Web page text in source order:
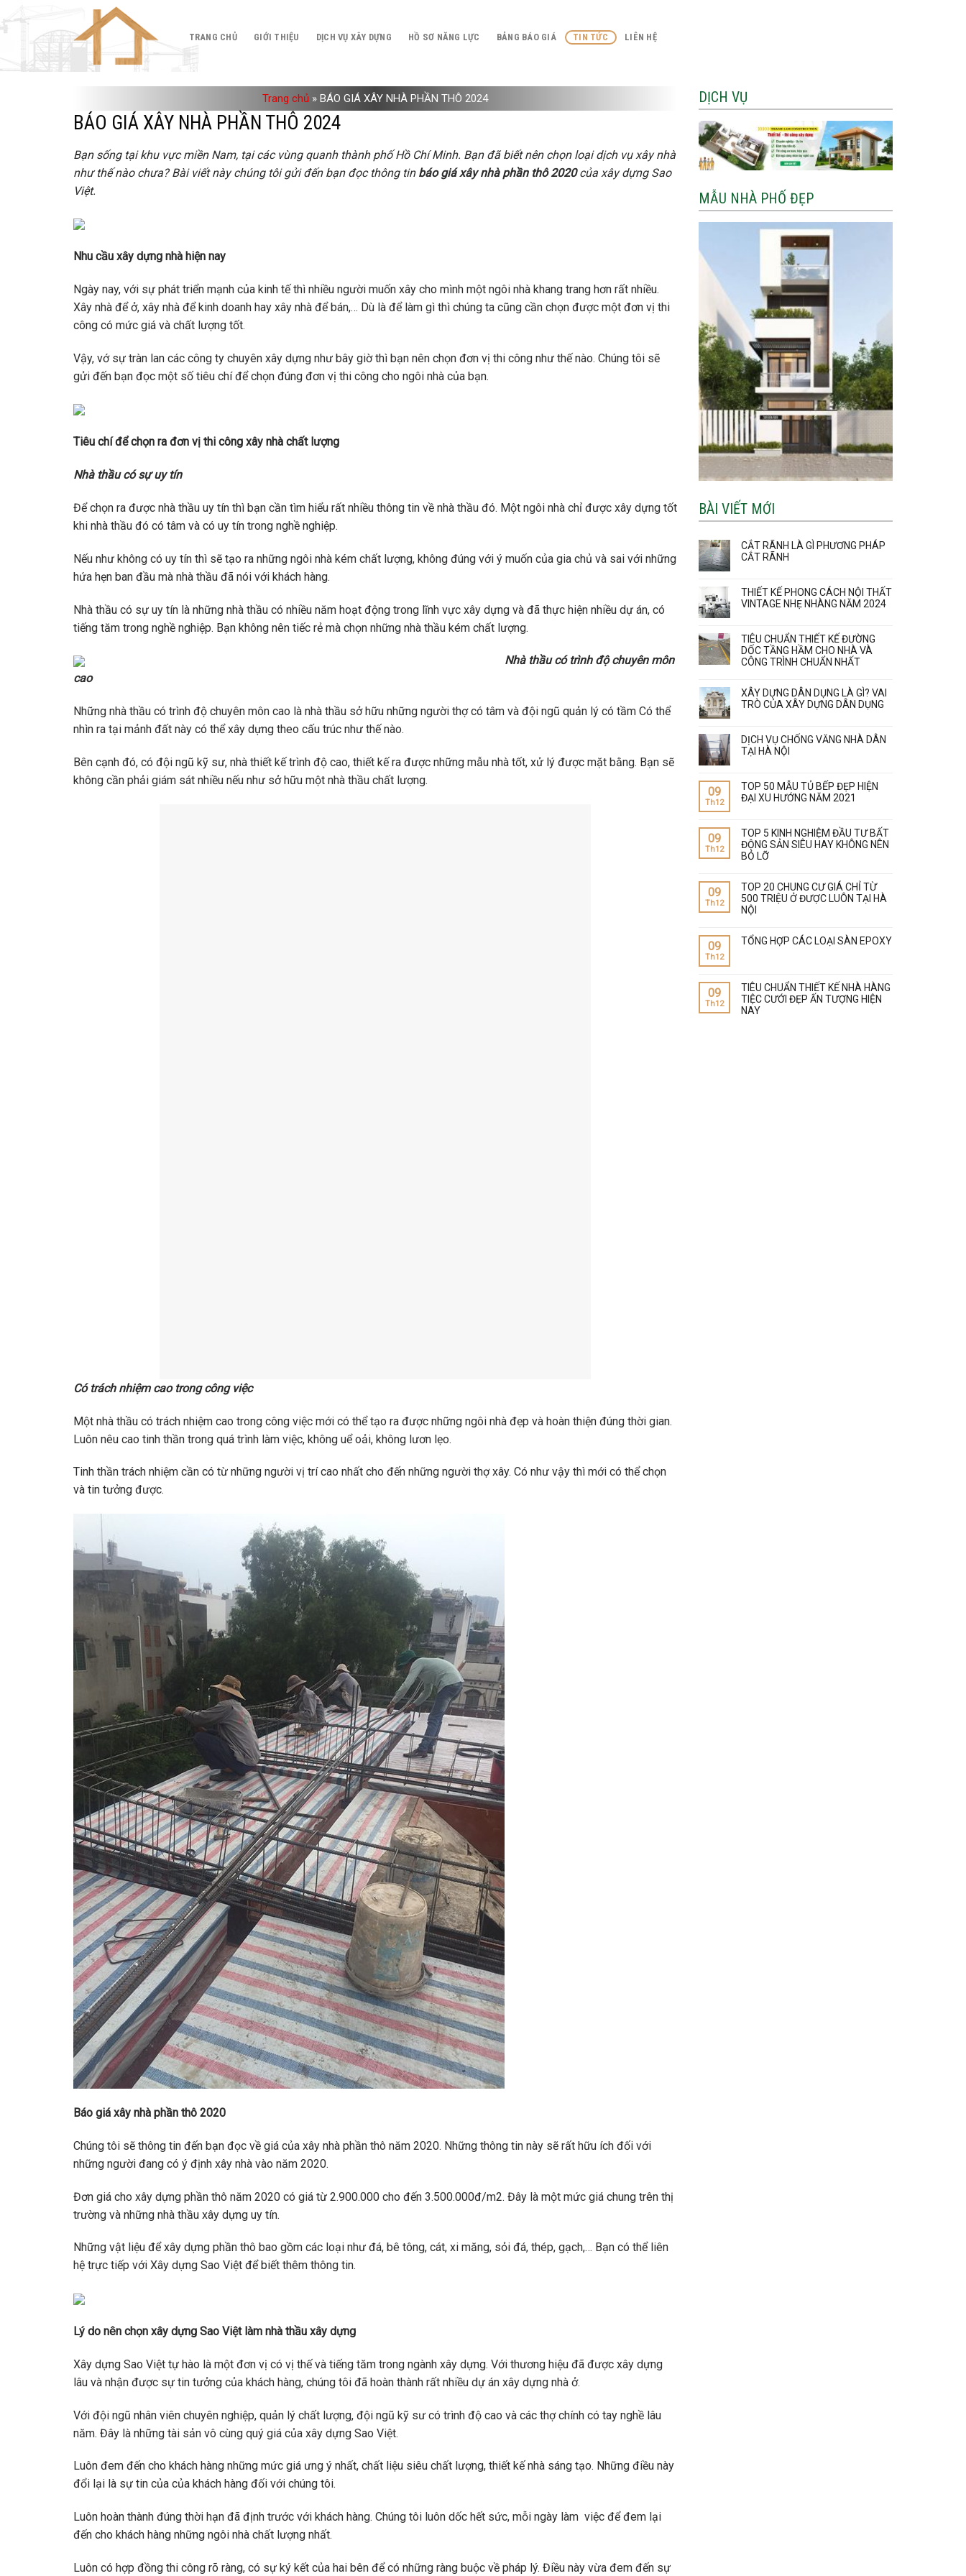
to
content
TRANG CHỦ GIỚI THIỆU DỊCH VỤ XÂY DỰNG HỒ SƠ NĂNG LỰC BẢNG BÁO GIÁ TIN TỨC LIÊN HỆ
Trang chủ » BÁO GIÁ XÂY NHÀ PHẦN THÔ 2024
BÁO GIÁ XÂY NHÀ PHẦN THÔ 2024
Bạn sống tại khu vực miền Nam, tại các vùng quanh thành phố Hồ Chí Minh. Bạn đã biết nên chọn loại dịch vụ xây nhà
như thế nào chưa? Bài viết này chúng tôi gửi đến bạn đọc thông tin báo giá xây nhà phần thô 2020của xây dựng Sao
Việt.
Nhu cầu xây dựng nhà hiện nay
Ngày nay, với sự phát triển mạnh của kinh tế thì nhiều người muốn xây cho mình một ngôi nhà khang trang hơn rất nhiều.
Xây nhà để ở, xây nhà để kinh doanh hay xây nhà để bán,… Dù là để làm gì thì chúng ta cũng cần chọn được một đơn vị thi
công có mức giá và chất lượng tốt.
Vậy, vớ sự tràn lan các công ty chuyên xây dựng như bây giờ thì bạn nên chọn đơn vị thi công như thế nào. Chúng tôi sẽ
gửi đến bạn đọc một số tiêu chí để chọn đúng đơn vị thi công cho ngôi nhà của bạn.
Tiêu chí để chọn ra đơn vị thi công xây nhà chất lượng
Nhà thầu có sự uy tín
Để chọn ra được nhà thầu uy tín thì bạn cần tìm hiểu rất nhiều thông tin về nhà thầu đó. Một ngôi nhà chỉ được xây dựng tốt
khi nhà thầu đó có tâm và có uy tín trong nghề nghiệp.
Nếu như không có uy tín thì sẽ tạo ra những ngôi nhà kém chất lượng, không đúng với ý muốn của gia chủ và sai với những
hứa hẹn ban đầu mà nhà thầu đã nói với khách hàng.
Nhà thầu có sự uy tín là những nhà thầu có nhiều năm hoạt động trong lĩnh vực xây dựng và đã thực hiện nhiều dự án, có
tiếng tăm trong nghề nghiệp. Bạn không nên tiếc rẻ mà chọn những nhà thầu kém chất lượng.
Nhà thầu có trình độ chuyên môn
cao
Những nhà thầu có trình độ chuyên môn cao là nhà thầu sở hữu những người thợ có tâm và đội ngũ quản lý có tầm Có thể
nhìn ra tại mảnh đất này có thể xây dựng theo cấu trúc như thế nào.
Bên cạnh đó, có đội ngũ kỹ sư, nhà thiết kế trình độ cao, thiết kế ra được những mẫu nhà tốt, xử lý được mặt bằng. Bạn sẽ
không cần phải giám sát nhiều nếu như sở hữu một nhà thầu chất lượng.
Có trách nhiệm cao trong công việc
Một nhà thầu có trách nhiệm cao trong công việc mới có thể tạo ra được những ngôi nhà đẹp và hoàn thiện đúng thời gian.
Luôn nêu cao tinh thần trong quá trình làm việc, không uể oải, không lươn lẹo.
Tinh thần trách nhiệm cần có từ những người vị trí cao nhất cho đến những người thợ xây. Có như vậy thì mới có thể chọn
và tin tưởng được.
Báo giá xây nhà phần thô 2020
Chúng tôi sẽ thông tin đến bạn đọc về giá của xây nhà phần thô năm 2020. Những thông tin này sẽ rất hữu ích đối với
những người đang có ý định xây nhà vào năm 2020.
Đơn giá cho xây dựng phần thô năm 2020 có giá từ 2.900.000 cho đến 3.500.000đ/m2. Đây là một mức giá chung trên thị
trường và những nhà thầu xây dựng uy tín.
Những vật liệu để xây dựng phần thô bao gồm các loại như đá, bê tông, cát, xi măng, sỏi đá, thép, gạch,… Bạn có thể liên
hệ trực tiếp với Xây dựng Sao Việt để biết thêm thông tin.
Lý do nên chọn xây dựng Sao Việt làm nhà thầu xây dựng
Xây dựng Sao Việt tự hào là một đơn vị có vị thế và tiếng tăm trong ngành xây dựng. Với thương hiệu đã được xây dựng
lâu và nhận được sự tin tưởng của khách hàng, chúng tôi đã hoàn thành rất nhiều dự án xây dựng nhà ở.
Với đội ngũ nhân viên chuyên nghiệp, quản lý chất lượng, đội ngũ kỹ sư có trình độ cao và các thợ chính có tay nghề lâu
năm. Đây là những tài sản vô cùng quý giá của xây dựng Sao Việt.
Luôn đem đến cho khách hàng những mức giá ưng ý nhất, chất liệu siêu chất lượng, thiết kế nhà sáng tạo. Những điều này
đổi lại là sự tin của của khách hàng đối với chúng tôi.
Luôn hoàn thành đúng thời hạn đã định trước với khách hàng. Chúng tôi luôn dốc hết sức, mỗi ngày làm việc để đem lại
đến cho khách hàng những ngôi nhà chất lượng nhất.
Luôn có hợp đồng thi công rõ ràng, có sự ký kết của hai bên để có những ràng buộc về pháp lý. Điều này vừa đem đến sự
DỊCH VỤ
MẪU NHÀ PHỐ ĐẸP
BÀI VIẾT MỚI
CẮT RÃNH LÀ GÌ PHƯƠNG PHÁP
CẮT RÃNH
THIẾT KẾ PHONG CÁCH NỘI THẤT
VINTAGE NHẸ NHÀNG NĂM 2024
TIÊU CHUẨN THIẾT KẾ ĐƯỜNG
DỐC TẦNG HẦM CHO NHÀ VÀ
CÔNG TRÌNH CHUẨN NHẤT
XÂY DỰNG DÂN DỤNG LÀ GÌ? VAI
TRÒ CỦA XÂY DỰNG DÂN DỤNG
DỊCH VỤ CHỐNG VĂNG NHÀ DÂN
TẠI HÀ NỘI
09
Th12
TOP 50 MẪU TỦ BẾP ĐẸP HIỆN
ĐẠI XU HƯỚNG NĂM 2021
09
Th12
TOP 5 KINH NGHIỆM ĐẦU TƯ BẤT
ĐỘNG SẢN SIÊU HAY KHÔNG NÊN
BỎ LỠ
09
Th12
TOP 20 CHUNG CƯ GIÁ CHỈ TỪ
500 TRIỆU Ở ĐƯỢC LUÔN TẠI HÀ
NỘI
09
Th12
TỔNG HỢP CÁC LOẠI SÀN EPOXY
09
Th12
TIÊU CHUẨN THIẾT KẾ NHÀ HÀNG
TIỆC CƯỚI ĐẸP ẤN TƯỢNG HIỆN
NAY